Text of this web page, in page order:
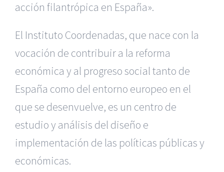
acción filantrópica en España».
El Instituto Coordenadas, que nace con la
vocación de contribuir a la reforma
económica y al progreso social tanto de
España como del entorno europeo en el
que se desenvuelve, es un centro de
estudio y análisis del diseño e
implementación de las políticas públicas y
económicas.